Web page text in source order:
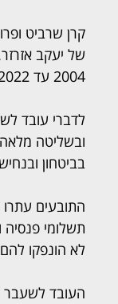
קרן שרביט
2004 עד 2022. שניהם פוטרו לאחר מכירת פעילות החברה.
לדברי עובד
ובשליטה
בביטחון
תשלומי
לא הונפקו
העובד לשעבר